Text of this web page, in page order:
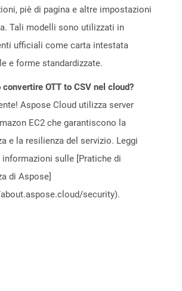
piè di pagina e altre impostazioni
Tali modelli sono utilizzati in
ufficiali come carta intestata
e forme standardizzate.
convertire OTT to CSV nel cloud?
Aspose Cloud utilizza server
EC2 che garantiscono la
e la resilienza del servizio. Leggi
sulle [Pratiche di
di Aspose]
security).